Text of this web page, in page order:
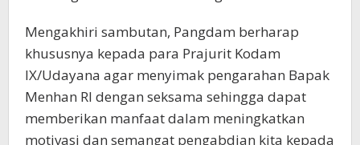
Mengakhiri sambutan, Pangdam berharap
khususnya kepada para Prajurit Kodam
IX/Udayana agar menyimak pengarahan Bapak
Menhan RI dengan seksama sehingga dapat
memberikan manfaat dalam meningkatkan
motivasi dan semangat pengabdian kita kepada